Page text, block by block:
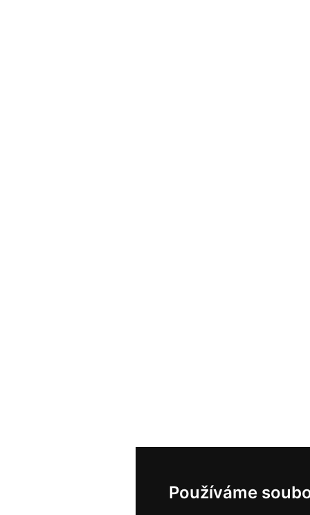
Používáme